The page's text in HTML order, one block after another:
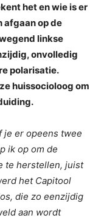
het en wie is er
afgaan op de
linkse
onvolledig
polarisatie.
huissocioloog om
je er opeens twee
ik op om de
te herstellen, juist
het Capitool
die zo eenzijdig
aan wordt